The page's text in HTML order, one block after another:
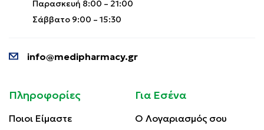
Παρασκευή 8:00 – 21:00
Σάββατο 9:00 – 15:30
info@medipharmacy.gr
Πληροφορίες
Ποιοι Είμαστε
Για Εσένα
Ο Λογαριασμός σου